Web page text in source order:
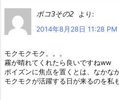
ポコ3その2
より:
2014年8月28日 11:28 PM
モクモクモク。。。
霧が晴れてくれたら良いですねww
ポイズンに焦点を置くとは、なかな
モクモクが活躍する日が来るのを私